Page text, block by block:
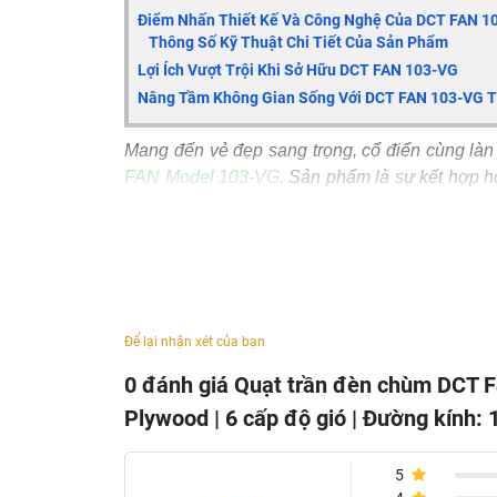
Điểm Nhấn Thiết Kế Và Công Nghệ Của DCT FAN
Thông Số Kỹ Thuật Chi Tiết Của Sản Phẩm
Lợi Ích Vượt Trội Khi Sở Hữu DCT FAN 103-VG
Nâng Tầm Không Gian Sống Với DCT FAN 103-VG
Mang đến vẻ đẹp sang trọng, cổ điển cùng
FAN Model 103-VG. Sản phẩm là sự kết hợp
Phong cách cổ điển, màu vàng gỗ ấm áp:
gỗ Plywood tự nhiên, thiết bị làm mát và
thêm vẻ đẹp tinh tế cho sản phẩm.
Cánh gỗ Plywood tự nhiên, tạo gió êm ái: 5
Động cơ DC êm ái, tiết kiệm 70% điện
Để lại nhận xét của bạn
0 đánh giá Quạt trần đèn chùm DCT
Plywood | 6 cấp độ gió | Đường kính:
5